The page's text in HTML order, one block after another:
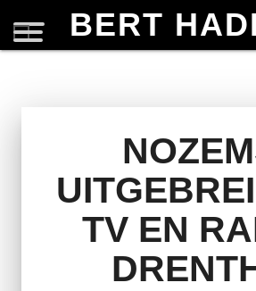
BERT
TV EN